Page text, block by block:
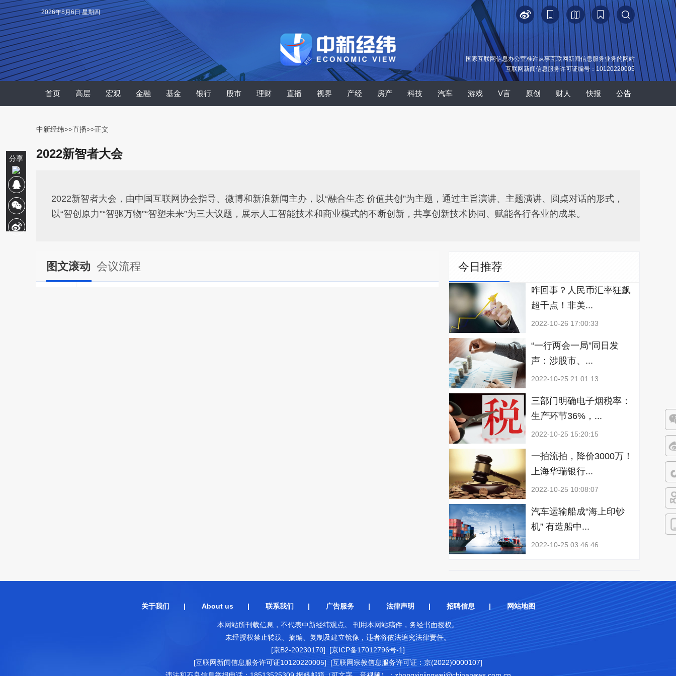
微
微
抖
快
分享
2026年8月6日 星期四
国家互联网信息办公室准许从事互联网新闻信息服务业务的网站
互联网新闻信息服务许可证编号：10120220005
首页 高层 宏观 金融 基金 银行 股市 理财 直播 视界 产经 房产 科技 汽车 游戏 V言 原创 财人 快报 公告
中新经纬>>直播>>正文
2022新智者大会
2022新智者大会，由中国互联网协会指导、微博和新浪新闻主办，以“融合生态 价值共创”为主题，通过主旨演讲、主题演讲、圆桌对话的形式，
以“智创原力”“智驱万物”“智塑未来”为三大议题，展示人工智能技术和商业模式的不断创新，共享创新技术协同、赋能各行各业的成果。
图文滚动 会议流程 今日推荐
咋回事？人民币汇率狂飙
超千点！非美...
2022-10-26 17:00:33
“一行两会一局”同日发
声：涉股市、...
2022-10-25 21:01:13
三部门明确电子烟税率：
生产环节36%，...
2022-10-25 15:20:15
一拍流拍，降价3000万！
上海华瑞银行...
2022-10-25 10:08:07
汽车运输船成“海上印钞
机” 有造船中...
2022-10-25 03:46:46
关于我们 | About us| 联系我们 | 广告服务| 法律声明 | 招聘信息 | 网站地图
本网站所刊载信息，不代表中新经纬观点。 刊用本网站稿件，务经书面授权。
未经授权禁止转载、摘编、复制及建立镜像，违者将依法追究法律责任。
[京B2-20230170] [京ICP备17012796号-1]
[互联网新闻信息服务许可证10120220005]
[互联网宗教信息服务许可证：京(2022)0000107]